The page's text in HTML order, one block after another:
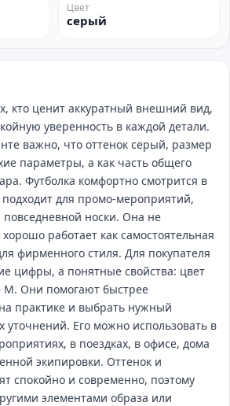
Цвет
серый
кто ценит аккуратный внешний вид,
уверенность в каждой детали.
важно, что оттенок серый, размер
параметры, а как часть общего
Футболка комфортно смотрится в
для промо‑мероприятий,
носки. Она не
работает как самостоятельная
фирменного стиля. Для покупателя
цифры, а понятные свойства: цвет
Они помогают быстрее
практике и выбрать нужный
уточнений. Его можно использовать в
в поездках, в офисе, дома
экипировки. Оттенок и
спокойно и современно, поэтому
элементами образа или